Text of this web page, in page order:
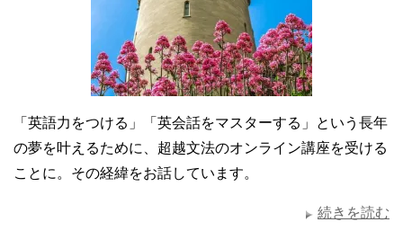
「英語力をつける」「英会話をマスターする」という長年
の夢を叶えるために、超越文法のオンライン講座を受ける
ことに。その経緯をお話しています。
続きを読む